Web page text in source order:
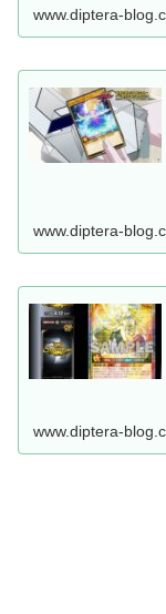
www.diptera-
www.diptera-
www.diptera-